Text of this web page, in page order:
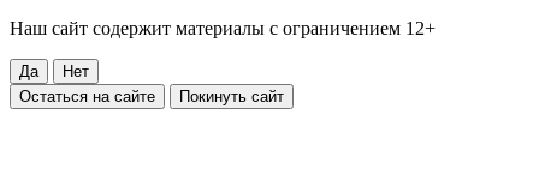
Наш сайт содержит материалы с ограничением 12+
Да
Нет
Остаться на сайте
Покинуть сайт